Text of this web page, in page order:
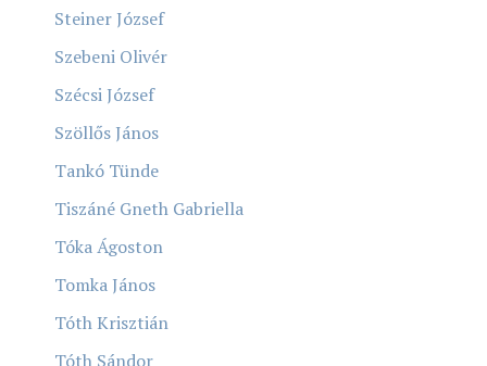
Steiner József
Szebeni Olivér
Szécsi József
Szöllős János
Tankó Tünde
Tiszáné Gneth Gabriella
Tóka Ágoston
Tomka János
Tóth Krisztián
Tóth Sándor